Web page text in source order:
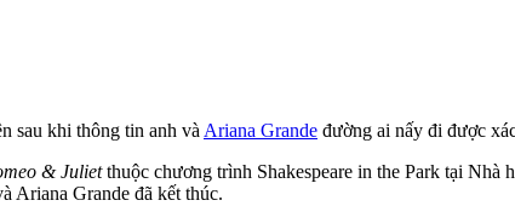
sau khi thông tin anh và Ariana Grande đường ai nấy đi được
& Julietthuộc chương trình Shakespeare in the Park tại Nhà
Ariana Grande đã kết thúc.